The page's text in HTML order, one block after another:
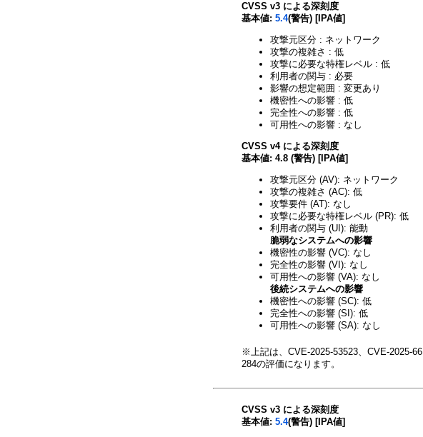
CVSS v3 による深刻度
基本値: 5.4(警告) [IPA値]
攻撃元区分 : ネットワーク
攻撃の複雑さ : 低
攻撃に必要な特権レベル : 低
利用者の関与 : 必要
影響の想定範囲 : 変更あり
機密性への影響 : 低
完全性への影響 : 低
可用性への影響 : なし
CVSS v4 による深刻度
基本値: 4.8 (警告) [IPA値]
攻撃元区分 (AV): ネットワーク
攻撃の複雑さ (AC): 低
攻撃要件 (AT): なし
攻撃に必要な特権レベル (PR): 低
利用者の関与 (UI): 能動
脆弱なシステムへの影響
機密性の影響 (VC): なし
完全性の影響 (VI): なし
可用性への影響 (VA): なし
後続システムへの影響
機密性への影響 (SC): 低
完全性への影響 (SI): 低
可用性への影響 (SA): なし
※上記は、CVE-2025-53523、CVE-2025-66
284の評価になります。
CVSS v3 による深刻度
基本値: 5.4(警告) [IPA値]